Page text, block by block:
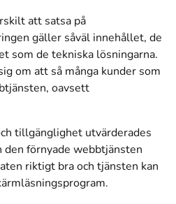
att satsa på
gäller såväl innehållet, de
som de tekniska lösningarna.
om att så många kunder som
oavsett
tillgänglighet utvärderades
förnyade webbtjänsten
riktigt bra och tjänsten kan